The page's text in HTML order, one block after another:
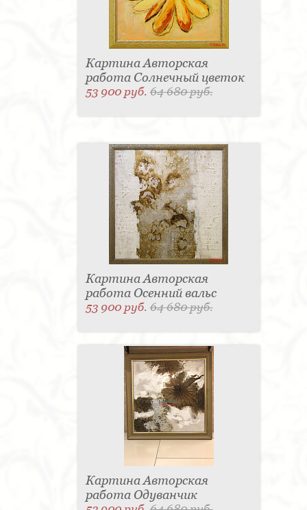
Картина Авторская
работа Солнечный цветок
53 900 руб.64 680 руб.
Картина Авторская
работа Осенний вальс
53 900 руб.64 680 руб.
Картина Авторская
работа Одуванчик